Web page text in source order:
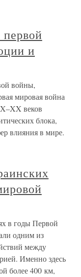
и
войны,
мировая война
веков
блока,
влияния в мире.
в годы Первой
одним из
между
Именно здесь
более 400 км,